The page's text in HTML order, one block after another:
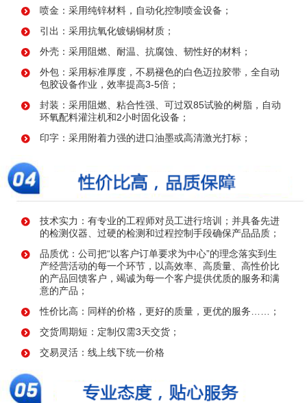
喷金：采用纯锌材料，自动化控制喷金设备；
引出：采用抗氧化镀锡铜材质；
外壳：采用阻燃、耐温、抗腐蚀、韧性好的材料；
外包：采用标准厚度，不易褪色的白色迈拉胶带，全自动
包胶设备作业，效率提高3-5倍；
封装：采用阻燃、粘合性强、可过双85试验的树脂，自动
环氧配料灌注机和2小时固化设备；
印字：采用附着力强的进口油墨或高清激光打标；
技术实力：有专业的工程师对员工进行培训；并具备先进
的检测仪器、过硬的检测和过程控制手段确保产品品质；
品质优：公司把“以客户订单要求为中心”的理念落实到生
产经营活动的每一个环节，以高效率、高质量、高性价比
的产品回馈客户，竭诚为每一个客户提供优质的服务和满
意的产品；
性价比高：同样的价格，更好的质量，更优的服务……；
交货周期短：定制仅需3天交货；
交易灵活：线上线下统一价格